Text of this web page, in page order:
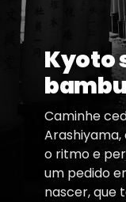
Kyoto
Caminhe
Arashiyama,
o ritmo e
um pedido
nascer, que